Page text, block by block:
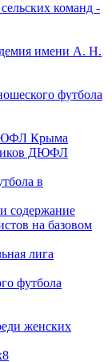
команд -
имени А. Н.
футбола
Крыма
ДЮФЛ
в
содержание
на базовом
лига
футбола
женских